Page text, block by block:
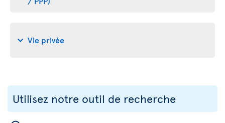
Vie privée
Utilisez notre outil de recherche